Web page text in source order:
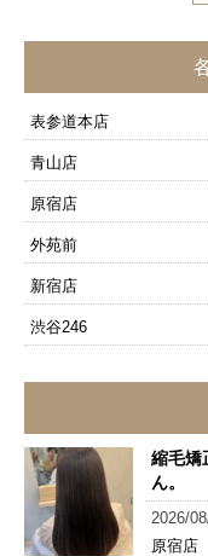
表参道本店
青山店
原宿店
外苑前
新宿店
渋谷246
縮毛矯
ん。
2026/
原宿店